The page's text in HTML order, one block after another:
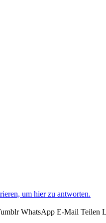
um hier zu antworten.
WhatsApp E-Mail Teilen